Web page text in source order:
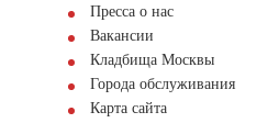
Пресса о нас
Вакансии
Кладбища Москвы
Города обслуживания
Карта сайта